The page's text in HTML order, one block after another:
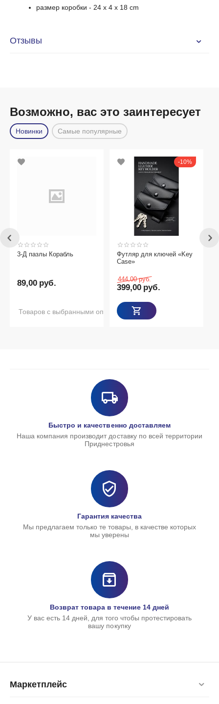
размер коробки - 24 x 4 x 18 cm
Отзывы
Возможно, вас это заинтересует
Новинки Самые популярные
3-Д пазлы Корабль
89,00 руб.
Товаров с выбранными опциями нет в наличии
10%
Футляр для ключей «Key
Case»
444,00 руб.
399,00 руб.
Быстро и качественно доставляем
Наша компания производит доставку по всей территории
Приднестровья
Гарантия качества
Мы предлагаем только те товары, в качестве которых
мы уверены
Возврат товара в течение 14 дней
У вас есть 14 дней, для того чтобы протестировать
вашу покупку
Маркетплейс